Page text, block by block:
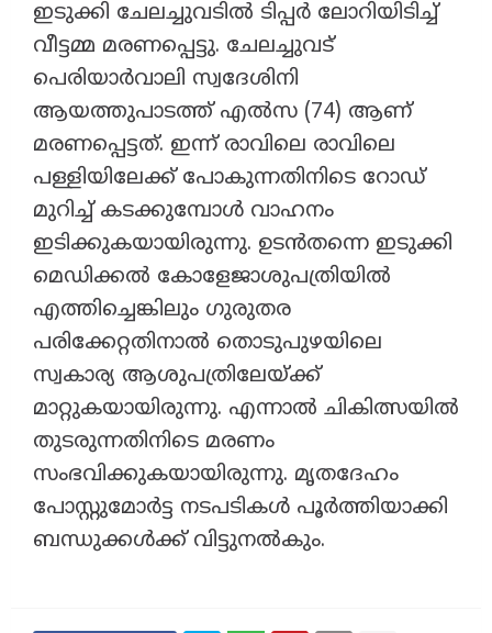
ഇടുക്കി ചേലച്ചുവടിൽ ടിപ്പർ ലോറിയിടിച്ച്
വീട്ടമ്മ മരണപ്പെട്ടു. ചേലച്ചുവട്
പെരിയാർവാലി സ്വദേശിനി
ആയത്തുപാടത്ത് എൽസ (74) ആണ്
മരണപ്പെട്ടത്. ഇന്ന് രാവിലെ രാവിലെ
പള്ളിയിലേക്ക് പോകുന്നതിനിടെ റോഡ്
മുറിച്ച് കടക്കുമ്പോൾ വാഹനം
ഇടിക്കുകയായിരുന്നു. ഉടൻതന്നെ ഇടുക്കി
മെഡിക്കൽ കോളേജാശുപത്രിയിൽ
എത്തിച്ചെങ്കിലും ഗുരുതര
പരിക്കേറ്റതിനാൽ തൊടുപുഴയിലെ
സ്വകാര്യ ആശുപത്രിലേയ്ക്ക്
മാറ്റുകയായിരുന്നു. എന്നാൽ ചികിത്സയിൽ
തുടരുന്നതിനിടെ മരണം
സംഭവിക്കുകയായിരുന്നു. മൃതദേഹം
പോസ്റ്റുമോർട്ട നടപടികൾ പൂർത്തിയാക്കി
ബന്ധുക്കൾക്ക് വിട്ടുനൽകും.